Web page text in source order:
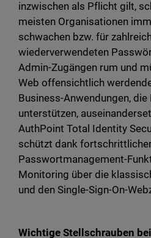
inzwischen als Pflicht gilt,
meisten Organisationen
schwachen bzw. für
wiederverwendeten
Admin-Zugängen rum und
Web offensichtlich
Business-Anwendungen, die
unterstützen,
AuthPoint Total Identity
schützt dank
Passwortmanagement-
Monitoring über die
und den Single-Sign-On-
Wichtige Stellschrauben